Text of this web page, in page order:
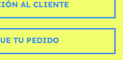
AL CLIENTE
TU PEDIDO